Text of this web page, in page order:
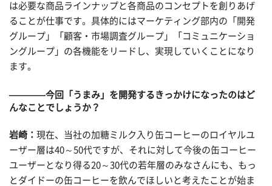
は必要な商品ラインナップと各商品のコンセプトを創りあげ
ることが仕事です。具体的にはマーケティング部内の「開発
グループ」「顧客・市場調査グループ」「コミュニケーショ
ングループ」の各機能をリードし、実現していくことになり
ます。
————今回「うまみ」を開発するきっかけになったのはど
んなことでしょうか？
岩崎： 現在、当社の加糖ミルク入り缶コーヒーのロイヤルユ
ーザー層は40～50代ですが、それに対して今後の缶コーヒー
ユーザーとなり得る20～30代の若年層のみなさんにも、もっ
とダイドーの缶コーヒーを飲んでほしいと考えたことが始ま